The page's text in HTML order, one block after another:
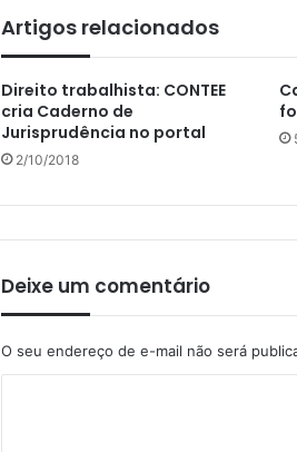
Artigos relacionados
Direito trabalhista: CONTEE
cria Caderno de
Jurisprudência no portal
2/10/2018
Deixe um comentário
O seu endereço de e-mail não será